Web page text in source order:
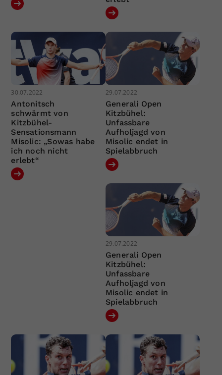
30.07.2022
Antonitsch
schwärmt von
Kitzbühel-
Sensationsmann
Misolic: „Sowas habe
ich noch nicht
erlebt“
29.07.2022
Generali Open
Kitzbühel:
Unfassbare
Aufholjagd von
Misolic endet in
Spielabbruch
29.07.2022
Generali Open
Kitzbühel:
Unfassbare
Aufholjagd von
Misolic endet in
Spielabbruch